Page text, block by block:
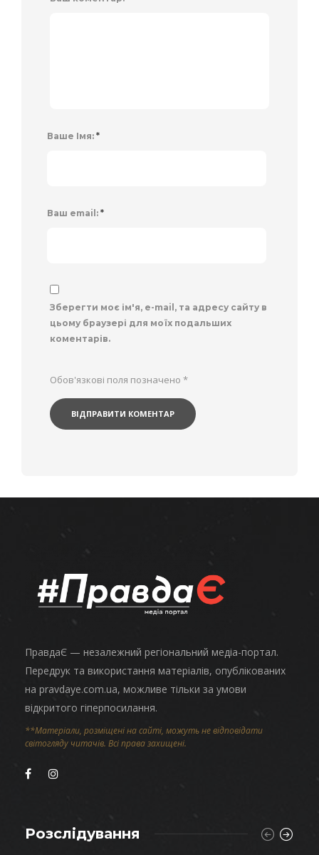
Ваше Імя: *
Ваш email: *
Зберегти моє ім'я, e-mail, та адресу сайту в
цьому браузері для моїх подальших
коментарів.
Обов'язкові поля позначено *
ПравдаЄ — незалежний регіональний медіа-портал.
Передрук та використання матеріалів, опублікованих
на pravdaye.com.ua, можливе тільки за умови
відкритого гіперпосилання.
**Матеріали, розміщені на сайті, можуть не відповідати
світогляду читачів. Всі права захищені.
Розслідування